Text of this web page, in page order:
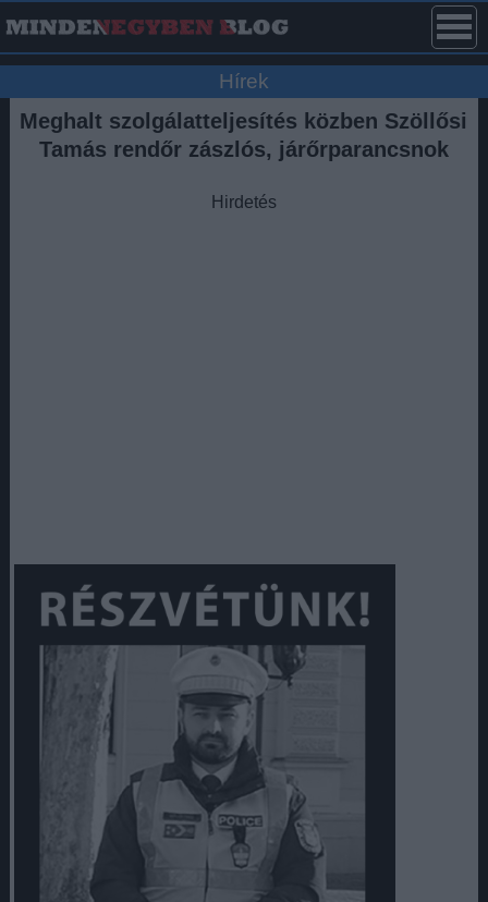
Hírek
Meghalt szolgálatteljesítés közben Szöllősi
Tamás rendőr zászlós, járőrparancsnok
Hirdetés